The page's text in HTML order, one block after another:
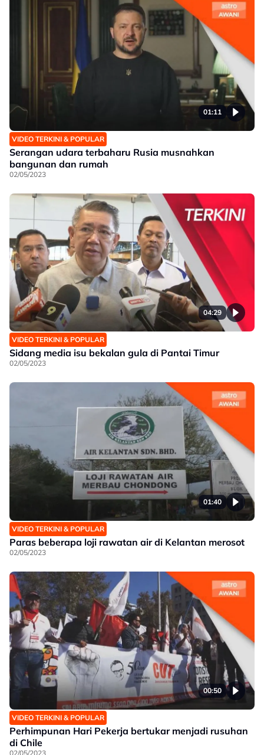
01:11
VIDEO TERKINI & POPULAR
Serangan udara terbaharu Rusia musnahkan
bangunan dan rumah
02/05/2023
04:29
VIDEO TERKINI & POPULAR
Sidang media isu bekalan gula di Pantai Timur
02/05/2023
01:40
VIDEO TERKINI & POPULAR
Paras beberapa loji rawatan air di Kelantan merosot
02/05/2023
00:50
VIDEO TERKINI & POPULAR
Perhimpunan Hari Pekerja bertukar menjadi rusuhan
di Chile
02/05/2023